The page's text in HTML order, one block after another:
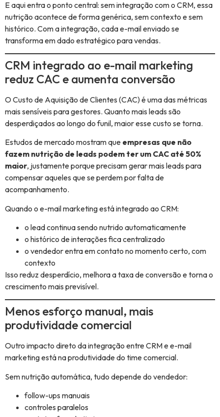
E aqui entra o ponto central: sem integração com o CRM, essa
nutrição acontece de forma genérica, sem contexto e sem
histórico. Com a integração, cada e-mail enviado se
transforma em dado estratégico para vendas.
CRM integrado ao e-mail marketing
reduz CAC e aumenta conversão
O Custo de Aquisição de Clientes (CAC) é uma das métricas
mais sensíveis para gestores. Quanto mais leads são
desperdiçados ao longo do funil, maior esse custo se torna.
Estudos de mercado mostram que empresas que não
fazem nutrição de leads podem ter um CAC até 50%
maior, justamente porque precisam gerar mais leads para
compensar aqueles que se perdem por falta de
acompanhamento.
Quando o e-mail marketing está integrado ao CRM:
o lead continua sendo nutrido automaticamente
o histórico de interações fica centralizado
o vendedor entra em contato no momento certo, com
contexto
Isso reduz desperdício, melhora a taxa de conversão e torna o
crescimento mais previsível.
Menos esforço manual, mais
produtividade comercial
Outro impacto direto da integração entre CRM e e-mail
marketing está na produtividade do time comercial.
Sem nutrição automática, tudo depende do vendedor:
follow-ups manuais
controles paralelos